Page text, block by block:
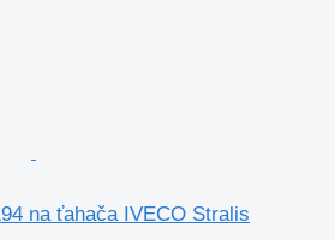
na ťahača IVECO Stralis